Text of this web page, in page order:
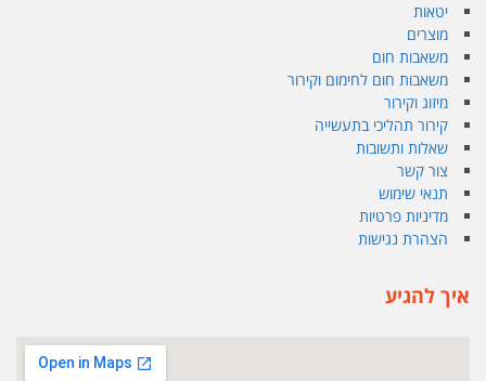
יטאות
מוצרים
משאבות חום
משאבות חום לחימום וקירור
מיזוג וקירור
קירור תהליכי בתעשייה
שאלות ותשובות
צור קשר
תנאי שימוש
מדיניות פרטיות
הצהרת נגישות
איך להגיע